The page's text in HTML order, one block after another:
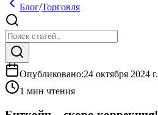
Блог/Торговля
Опубликовано:24 октября 2024 г.
1 мин чтения